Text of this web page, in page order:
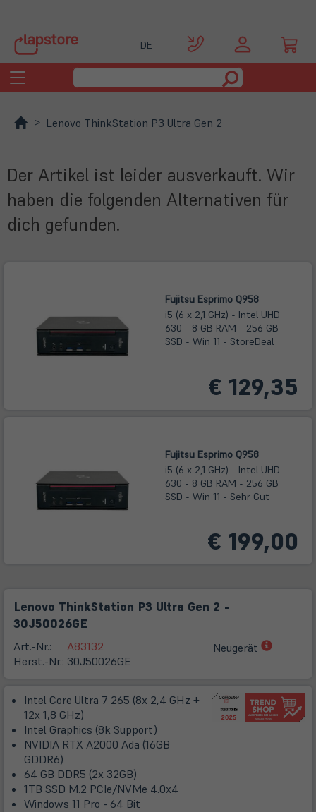
DE
Toggle
navigation
Lenovo ThinkStation P3 Ultra Gen 2
Der Artikel ist leider ausverkauft. Wir
haben die folgenden Alternativen für
dich gefunden.
Fujitsu Esprimo Q958
i5 (6 x 2,1 GHz) - Intel UHD
630 - 8 GB RAM - 256 GB
SSD - Win 11 - StoreDeal
€ 129,35
Fujitsu Esprimo Q958
i5 (6 x 2,1 GHz) - Intel UHD
630 - 8 GB RAM - 256 GB
SSD - Win 11 - Sehr Gut
€ 199,00
Lenovo ThinkStation P3 Ultra Gen 2 -
30J50026GE
Art.-Nr.:
Herst.-Nr.:
A83132
30J50026GE
Neugerät
(öffnet
Tab)
Intel Core Ultra 7 265 (8x 2,4 GHz +
12x 1,8 GHz)
Intel Graphics (8k Support)
NVIDIA RTX A2000 Ada (16GB
GDDR6)
64 GB DDR5 (2x 32GB)
1TB SSD M.2 PCIe/NVMe 4.0x4
Windows 11 Pro - 64 Bit